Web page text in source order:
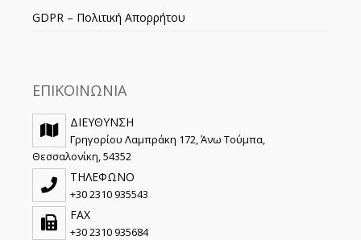
GDPR – Πολιτική Απορρήτου
ΕΠΙΚΟΙΝΩΝΙΑ
ΔΙΕΥΘΥΝΣΗ
Γρηγορίου Λαμπράκη 172, Άνω Τούμπα,
Θεσσαλονίκη, 54352
ΤΗΛΕΦΩΝΟ
+30 2310 935543
FAX
+30 2310 935684